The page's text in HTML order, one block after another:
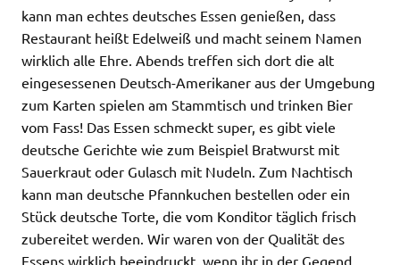
kann man echtes deutsches Essen genießen, dass
Restaurant heißt Edelweiß und macht seinem Namen
wirklich alle Ehre. Abends treffen sich dort die alt
eingesessenen Deutsch-Amerikaner aus der Umgebung
zum Karten spielen am Stammtisch und trinken Bier
vom Fass! Das Essen schmeckt super, es gibt viele
deutsche Gerichte wie zum Beispiel Bratwurst mit
Sauerkraut oder Gulasch mit Nudeln. Zum Nachtisch
kann man deutsche Pfannkuchen bestellen oder ein
Stück deutsche Torte, die vom Konditor täglich frisch
zubereitet werden. Wir waren von der Qualität des
Essens wirklich beeindruckt, wenn ihr in der Gegend